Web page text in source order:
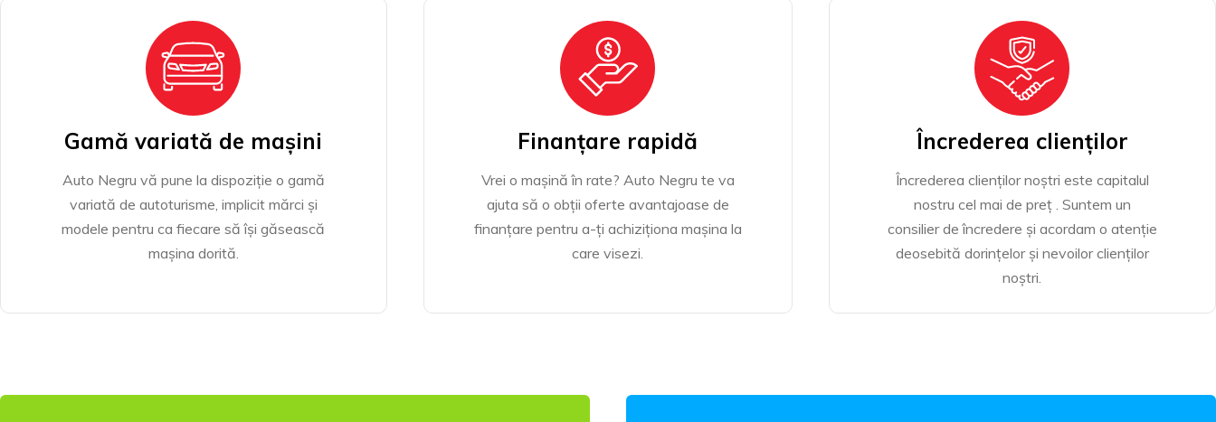
Gamă variată de mașini
Auto Negru vă pune la dispoziție o gamă
variată de autoturisme, implicit mărci și
modele pentru ca fiecare să își găsească
mașina dorită.
Finanțare rapidă
Vrei o mașină în rate? Auto Negru te va
ajuta să o obții oferte avantajoase de
finanțare pentru a-ți achiziționa mașina la
care visezi.
Încrederea clienților
Încrederea clienților noștri este capitalul
nostru cel mai de preț . Suntem un
consilier de încredere și acordam o atenție
deosebită dorințelor și nevoilor clienților
noștri.